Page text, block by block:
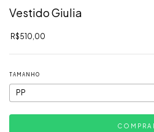
Vestido Giulia
R$510,00
TAMANHO